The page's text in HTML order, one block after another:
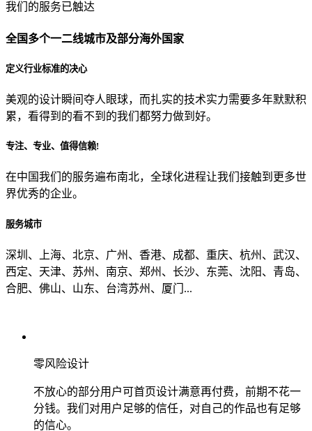
贵公司预算范围是？
贵公司的团队规模是？
目前主要的营销渠道是？
我们的服务已触达
全国多个一二线城市及部分海外国家
定义行业标准的决心
美观的设计瞬间夺人眼球，而扎实的技术实力需要多年默默积
累，看得到的看不到的我们都努力做到好。
专注、专业、值得信赖!
在中国我们的服务遍布南北，全球化进程让我们接触到更多世
界优秀的企业。
服务城市
深圳、上海、北京、广州、香港、成都、重庆、杭州、武汉、
西定、天津、苏州、南京、郑州、长沙、东莞、沈阳、青岛、
合肥、佛山、山东、台湾苏州、厦门...
零风险设计
不放心的部分用户可首页设计满意再付费，前期不花一
分钱。我们对用户足够的信任，对自己的作品也有足够
的信心。